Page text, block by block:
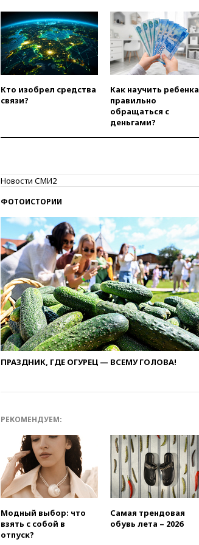
Кто изобрел средства
связи?
Как научить ребенка
правильно
обращаться с
деньгами?
Новости СМИ2
ФОТОИСТОРИИ
ПРАЗДНИК, ГДЕ ОГУРЕЦ — ВСЕМУ ГОЛОВА!
РЕКОМЕНДУЕМ:
Модный выбор: что
взять с собой в
отпуск?
Самая трендовая
обувь лета – 2026